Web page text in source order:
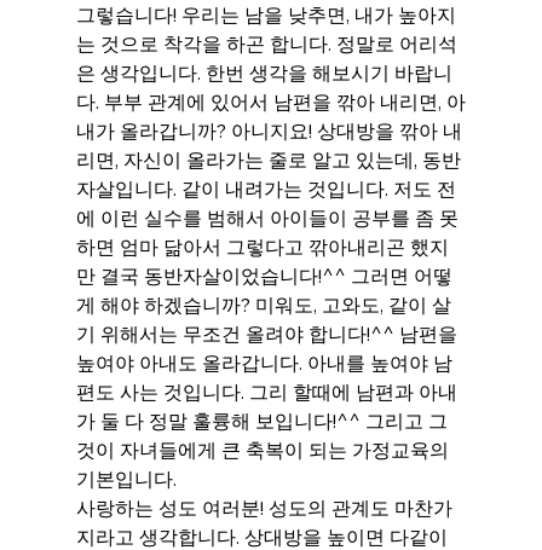
그렇습니다! 우리는 남을 낮추면, 내가 높아지
는 것으로 착각을 하곤 합니다. 정말로 어리석
은 생각입니다. 한번 생각을 해보시기 바랍니
다. 부부 관계에 있어서 남편을 깎아 내리면, 아
내가 올라갑니까? 아니지요! 상대방을 깎아 내
리면, 자신이 올라가는 줄로 알고 있는데, 동반
자살입니다. 같이 내려가는 것입니다. 저도 전
에 이런 실수를 범해서 아이들이 공부를 좀 못
하면 엄마 닮아서 그렇다고 깎아내리곤 했지
만 결국 동반자살이었습니다!^^ 그러면 어떻
게 해야 하겠습니까? 미워도, 고와도, 같이 살
기 위해서는 무조건 올려야 합니다!^^ 남편을
높여야 아내도 올라갑니다. 아내를 높여야 남
편도 사는 것입니다. 그리 할때에 남편과 아내
가 둘 다 정말 훌륭해 보입니다!^^ 그리고 그
것이 자녀들에게 큰 축복이 되는 가정교육의
기본입니다.
사랑하는 성도 여러분! 성도의 관계도 마찬가
지라고 생각합니다. 상대방을 높이면 다같이